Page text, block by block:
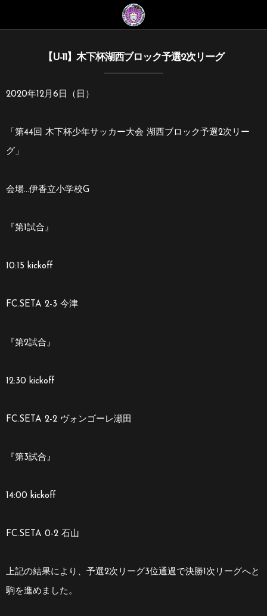
【U-11】木下杯湖西ブロック予選2次リーグ
2020年12月6日（日）
「第44回 木下杯少年サッカー大会 湖西ブロック予選2次リー
グ」
会場…伊香立小学校G
『第1試合』
10:15 kickoff
FC.SETA 2-3 今津
『第2試合』
12:30 kickoff
FC.SETA 2-2 ヴォンゴーレ瀬田
『第3試合』
14:00 kickoff
FC.SETA 0-2 石山
上記の結果により、予選2次リーグ3位通過で決勝1次リーグへと
駒を進めました。